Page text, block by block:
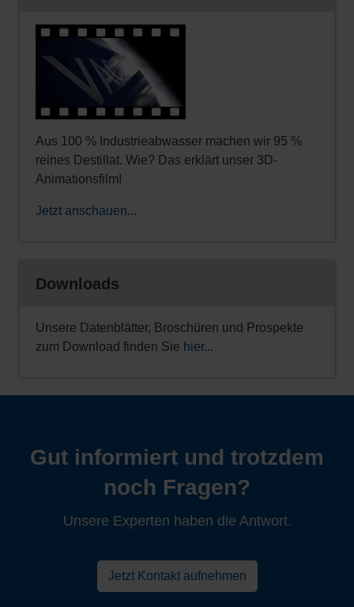
Aus 100 % Industrieabwasser machen wir 95 %
reines Destillat. Wie? Das erklärt unser 3D-
Animationsfilm!
Jetzt anschauen...
Downloads
Unsere Datenblätter, Broschüren und Prospekte
zum Download finden Sie hier...
Gut informiert und trotzdem
noch Fragen?
Unsere Experten haben die Antwort.
Jetzt Kontakt aufnehmen